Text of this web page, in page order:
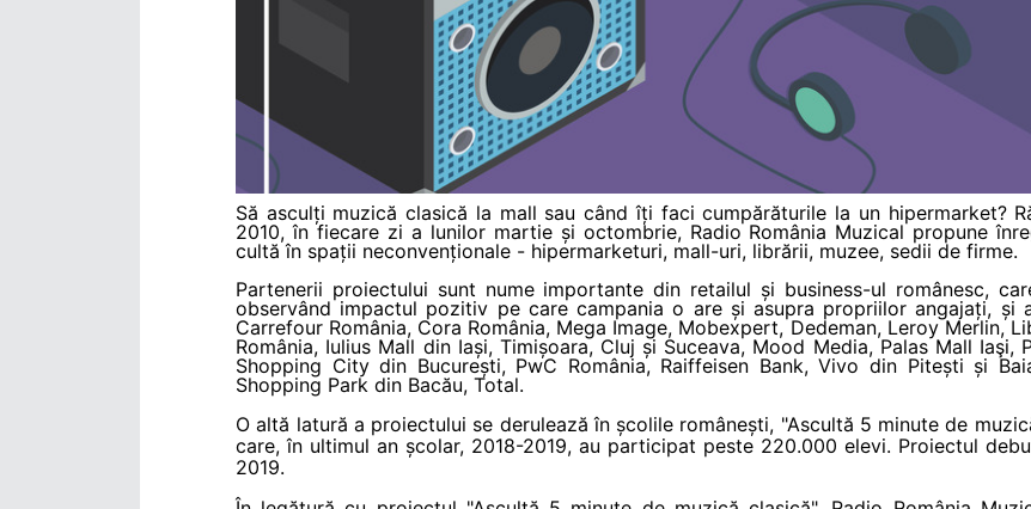
Să asculți muzică clasică la mall sau când îți faci cumpărăturile la un hipermarket?
2010, în fiecare zi a lunilor martie și octombrie, Radio România Muzical propune
cultă în spații neconvenționale - hipermarketuri, mall-uri, librării, muzee, sedii de firme.
Partenerii proiectului sunt nume importante din retailul și business-ul românesc,
observând impactul pozitiv pe care campania o are și asupra propriilor angajați, și
Carrefour România, Cora România, Mega Image, Mobexpert, Dedeman, Leroy Merlin,
România, Iulius Mall din Iași, Timișoara, Cluj și Suceava, Mood Media, Palas Mall Iaşi,
Shopping City din București, PwC România, Raiffeisen Bank, Vivo din Pitești și
Shopping Park din Bacău, Total.
O altă latură a proiectului se derulează în școlile românești, "Ascultă 5 minute de
care, în ultimul an școlar, 2018-2019, au participat peste 220.000 elevi. Proiectul
2019.